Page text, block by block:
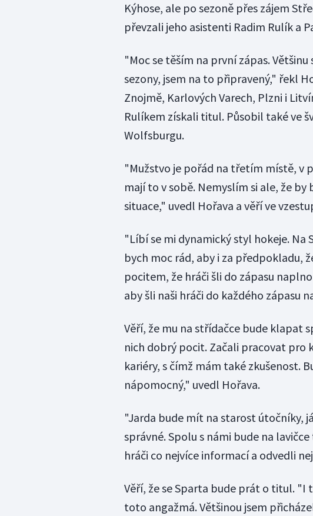
Kýhose, ale po sezoně přes zájem
převzali jeho asistenti Radim Rulík a
"Moc se těším na první zápas.
sezony, jsem na to připravený," řekl
Znojmě, Karlových Varech, Plzni i
Rulíkem získali titul. Působil také ve
Wolfsburgu.
"Mužstvo je pořád na třetím místě, v
mají to v sobě. Nemyslím si ale, že
situace," uvedl Hořava a věří ve
"Líbí se mi dynamický styl hokeje. Na
bych moc rád, aby i za předpokladu,
pocitem, že hráči šli do zápasu
aby šli naši hráči do každého zápasu
Věří, že mu na střídačce bude klapat
nich dobrý pocit. Začali pracovat
kariéry, s čímž mám také zkušenost.
nápomocný," uvedl Hořava.
"Jarda bude mít na starost útočníky,
správné. Spolu s námi bude na
hráči co nejvíce informací a odvedli
Věří, že se Sparta bude prát o titul.
toto angažmá. Většinou jsem